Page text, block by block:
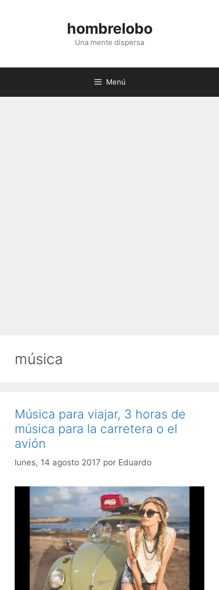
hombrelobo
Una mente dispersa
Menú
música
Música para viajar, 3 horas de
música para la carretera o el
avión
lunes, 14 agosto 2017 por Eduardo